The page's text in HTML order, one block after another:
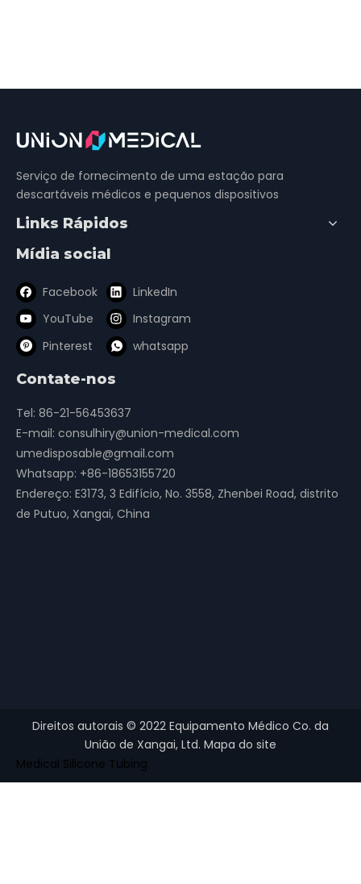
Serviço de fornecimento de uma estação para
descartáveis ​​médicos e pequenos dispositivos
Links Rápidos
Mídia social
Facebook
LinkedIn
YouTube
Instagram
Pinterest
whatsapp
Contate-nos
Tel: 86-21-56453637
E-mail: consulhiry@union-medical.com
umedisposable@gmail.com
Whatsapp: +86-18653155720
Endereço: E3173, 3 Edifício, No. 3558, Zhenbei Road, distrito
de Putuo, Xangai, China
Direitos autorais © 2022 Equipamento Médico Co. da
União de Xangai, Ltd. Mapa do site
Medical Silicone Tubing